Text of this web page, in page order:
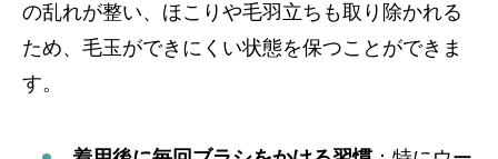
の乱れが整い、ほこりや毛羽立ちも取り除かれる
ため、毛玉ができにくい状態を保つことができま
す。